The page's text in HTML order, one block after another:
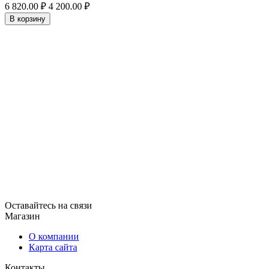
6 820.00 ₽ 4 200.00 ₽
В корзину
Оставайтесь на связи
Магазин
О компании
Карта сайта